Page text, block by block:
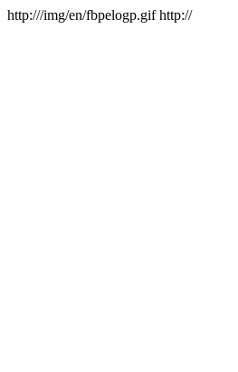
http:///img/en/fbpelogp.gif http://